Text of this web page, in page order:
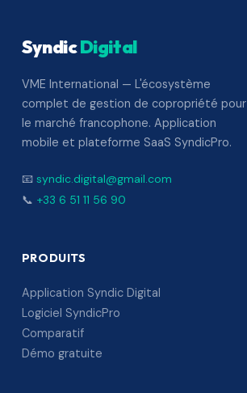
SyndicDigital
VME International — L'écosystème
complet de gestion de copropriété pour
le marché francophone. Application
mobile et plateforme SaaS SyndicPro.
📧 syndic.digital@gmail.com
📞 +33 6 51 11 56 90
PRODUITS
Application Syndic Digital
Logiciel SyndicPro
Comparatif
Démo gratuite